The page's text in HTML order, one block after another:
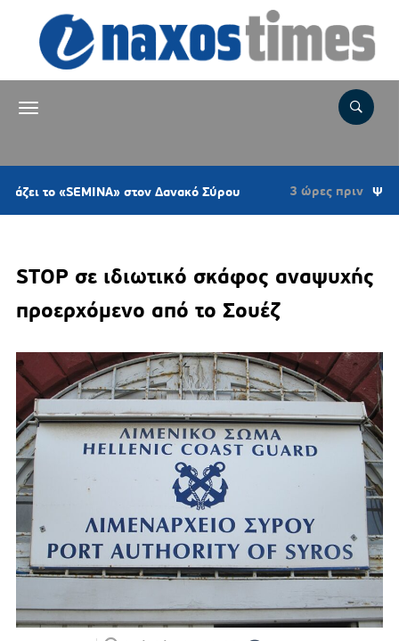
το «SEMINA» στον Δανακό Σύρου 3 ώρες πριν Ψήφισμα
STOP σε ιδιωτικό σκάφος αναψυχής
προερχόμενο από το Σουέζ